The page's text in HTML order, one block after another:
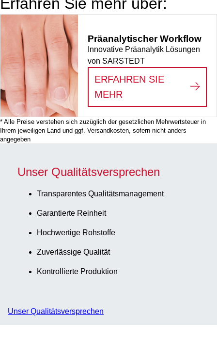
Präanalytischer Workflow
Innovative Präanalytik Lösungen
von SARSTEDT
ERFAHREN SIE
MEHR
* Alle Preise verstehen sich zuzüglich der gesetzlichen Mehrwertsteuer in
Ihrem jeweiligen Land und ggf. Versandkosten, sofern nicht anders
angegeben
Unser Qualitätsversprechen
Transparentes Qualitätsmanagement
Garantierte Reinheit
Hochwertige Rohstoffe
Zuverlässige Qualität
Kontrollierte Produktion
Unser Qualitätsversprechen